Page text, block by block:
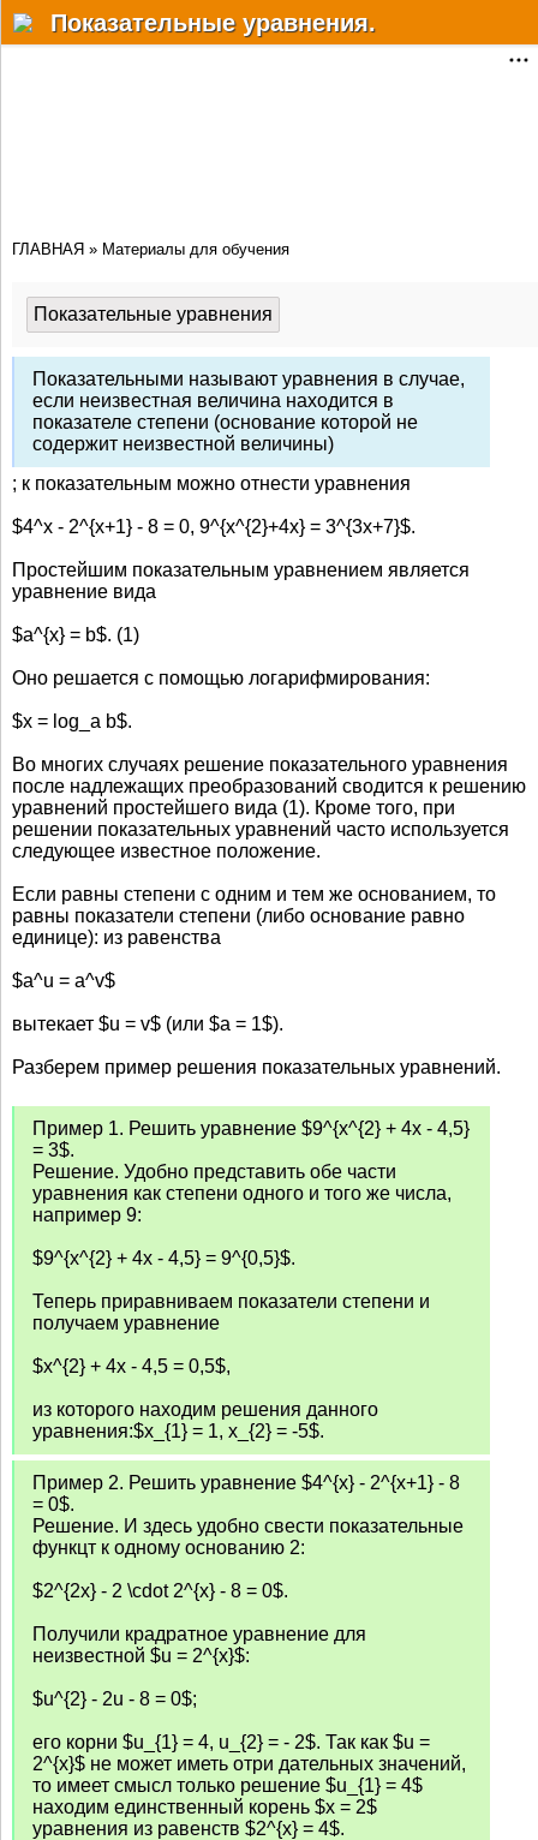
Разделы
Факты
Мат. онлайн сервисы
Форум
Дополнительно
Показательные уравнения.
ГЛАВНАЯ » Материалы для обучения
Показательные уравнения
Показательными называют уравнения в случае,
если неизвестная величина находится в
показателе степени (основание которой не
содержит неизвестной величины)
; к показательным можно отнести уравнения
$4^x - 2^{x+1} - 8 = 0, 9^{x^{2}+4x} = 3^{3x+7}$.
Простейшим показательным уравнением является
уравнение вида
$a^{x} = b$. (1)
Оно решается с помощью логарифмирования:
$x = log_a b$.
Во многих случаях решение показательного уравнения
после надлежащих преобразований сводится к решению
уравнений простейшего вида (1). Кроме того, при
решении показательных уравнений часто используется
следующее известное положение.
Если равны степени с одним и тем же основанием, то
равны показатели степени (либо основание равно
единице): из равенства
$a^u = a^v$
вытекает $u = v$ (или $а = 1$).
Разберем пример решения показательных уравнений.
Пример 1. Решить уравнение $9^{x^{2} + 4x - 4,5}
= 3$.
Решение. Удобно представить обе части
уравнения как степени одного и того же числа,
например 9:
$9^{x^{2} + 4x - 4,5} = 9^{0,5}$.
Теперь приравниваем показатели степени и
получаем уравнение
$x^{2} + 4x - 4,5 = 0,5$,
из которого находим решения данного
уравнения:$x_{1} = 1, x_{2} = -5$.
Пример 2. Решить уравнение $4^{x} - 2^{x+1} - 8
= 0$.
Решение. И здесь удобно свести показательные
функцт к одному основанию 2:
$2^{2x} - 2 \cdot 2^{x} - 8 = 0$.
Получили крадратное уравнение для
неизвестной $u = 2^{x}$:
$u^{2} - 2u - 8 = 0$;
его корни $u_{1} = 4, u_{2} = - 2$. Так как $u =
2^{x}$ не может иметь отри дательных значений,
то имеет смысл только решение $u_{1} = 4$
находим единственный корень $x = 2$
уравнения из равенств $2^{x} = 4$.